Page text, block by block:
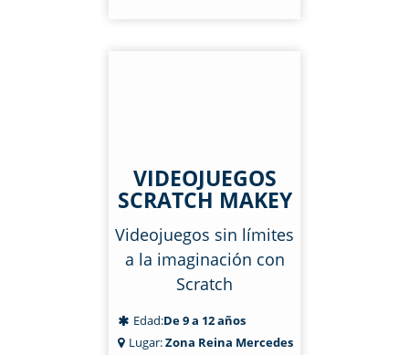
VIDEOJUEGOS
SCRATCH MAKEY
Videojuegos sin límites
a la imaginación con
Scratch
Edad:De 9 a 12 años
Lugar:Zona Reina Mercedes